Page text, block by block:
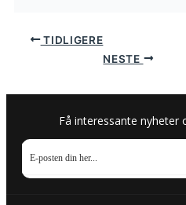
TIDLIGERE
NESTE
Få interessante nyheter